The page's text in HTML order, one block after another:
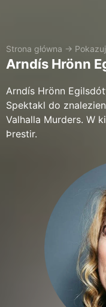
Strona główna →
Arndís Hrönn
Arndís Hrönn
Spektakl do
Valhalla Murders. W
Þrestir.